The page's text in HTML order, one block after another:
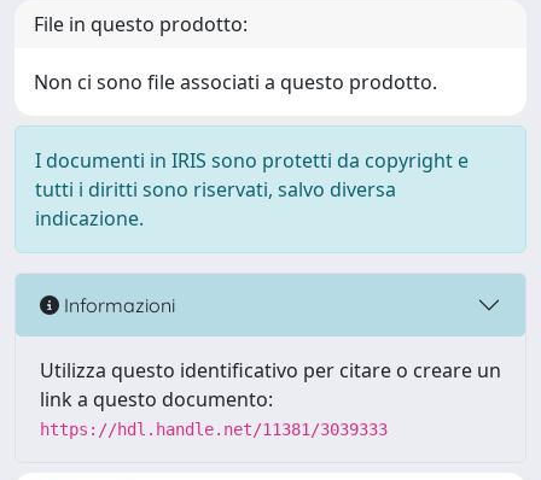
File in questo prodotto:
Non ci sono file associati a questo prodotto.
I documenti in IRIS sono protetti da copyright e
tutti i diritti sono riservati, salvo diversa
indicazione.
Informazioni
Utilizza questo identificativo per citare o creare un
link a questo documento:
https://hdl.handle.net/11381/3039333